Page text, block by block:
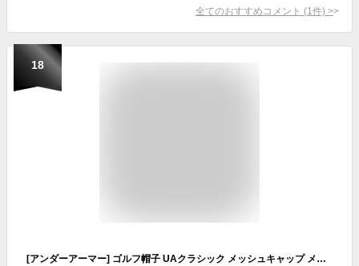
全てのおすすめコメント (1 件) >
18
[アンダーアーマー] ゴルフ帽子 UAクラシック メッシュキャップ メンズ Academy/White/White LGXL